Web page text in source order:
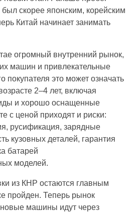
скорее японским, корейским
Китай начинает занимать
огромный внутренний рынок,
машин и привлекательные
покупателя это может означать
2–4 лет, включая
и хорошо оснащенные
с ценой приходят и риски:
русификация, зарядные
кузовных деталей, гарантия
батарей
моделей.
из КНР остаются главным
пройден. Теперь рынок
машины идут через